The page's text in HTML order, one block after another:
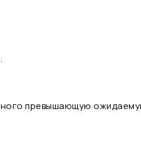
превышающую